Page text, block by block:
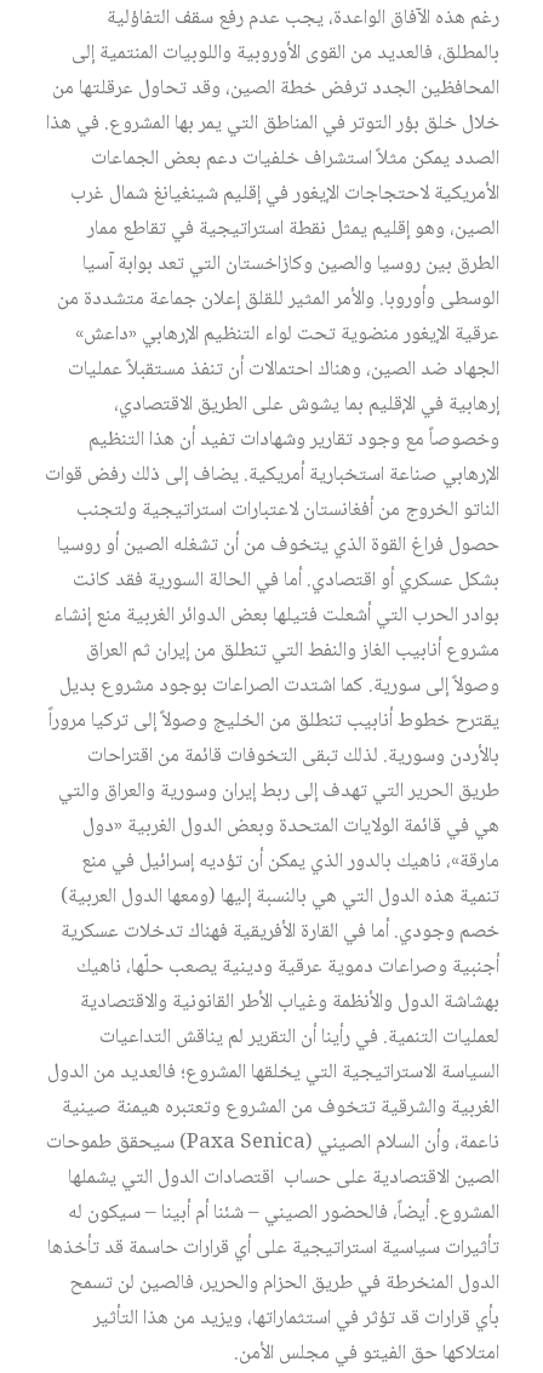
رغم هذه الآفاق الواعدة، يجب عدم رفع سقف التفاؤلية
بالمطلق، فالعديد من القوى الأوروبية واللوبيات المنتمية إلى
المحافظين الجدد ترفض خطة الصين، وقد تحاول عرقلتها من
خلال خلق بؤر التوتر في المناطق التي يمر بها المشروع. في هذا
الصدد يمكن مثلاً استشراف خلفيات دعم بعض الجماعات
الأمريكية لاحتجاجات الإيغور في إقليم شينغيانغ شمال غرب
الصين، وهو إقليم يمثل نقطة استراتيجية في تقاطع ممار
الطرق بين روسيا والصين وكازاخستان التي تعد بوابة آسيا
الوسطى وأوروبا. والأمر المثير للقلق إعلان جماعة متشددة من
عرقية الإيغور منضوية تحت لواء التنظيم الإرهابي «داعش»
الجهاد ضد الصين، وهناك احتمالات أن تنفذ مستقبلاً عمليات
إرهابية في الإقليم بما يشوش على الطريق الاقتصادي،
وخصوصاً مع وجود تقارير وشهادات تفيد أن هذا التنظيم
الإرهابي صناعة استخبارية أمريكية. يضاف إلى ذلك رفض قوات
الناتو الخروج من أفغانستان لاعتبارات استراتيجية ولتجنب
حصول فراغ القوة الذي يتخوف من أن تشغله الصين أو روسيا
بشكل عسكري أو اقتصادي. أما في الحالة السورية فقد كانت
بوادر الحرب التي أشعلت فتيلها بعض الدوائر الغربية منع إنشاء
مشروع أنابيب الغاز والنفط التي تنطلق من إيران ثم العراق
وصولاً إلى سورية. كما اشتدت الصراعات بوجود مشروع بديل
يقترح خطوط أنابيب تنطلق من الخليج وصولاً إلى تركيا مروراً
بالأردن وسورية. لذلك تبقى التخوفات قائمة من اقتراحات
طريق الحرير التي تهدف إلى ربط إيران وسورية والعراق والتي
هي في قائمة الولايات المتحدة وبعض الدول الغربية «دول
مارقة»، ناهيك بالدور الذي يمكن أن تؤديه إسرائيل في منع
تنمية هذه الدول التي هي بالنسبة إليها (ومعها الدول العربية)
خصم وجودي. أما في القارة الأفريقية فهناك تدخلات عسكرية
أجنبية وصراعات دموية عرقية ودينية يصعب حلّها، ناهيك
بهشاشة الدول والأنظمة وغياب الأطر القانونية والاقتصادية
لعمليات التنمية. في رأينا أن التقرير لم يناقش التداعيات
السياسة الاستراتيجية التي يخلقها المشروع؛ فالعديد من الدول
الغربية والشرقية تتخوف من المشروع وتعتبره هيمنة صينية
ناعمة، وأن السلام الصيني (Paxa Senica) سيحقق طموحات
الصين الاقتصادية على حساب اقتصادات الدول التي يشملها
المشروع. أيضاً، فالحضور الصيني – شئنا أم أبينا – سيكون له
تأثيرات سياسية استراتيجية على أي قرارات حاسمة قد تأخذها
الدول المنخرطة في طريق الحزام والحرير، فالصين لن تسمح
بأي قرارات قد تؤثر في استثماراتها، ويزيد من هذا التأثير
امتلاكها حق الفيتو في مجلس الأمن.